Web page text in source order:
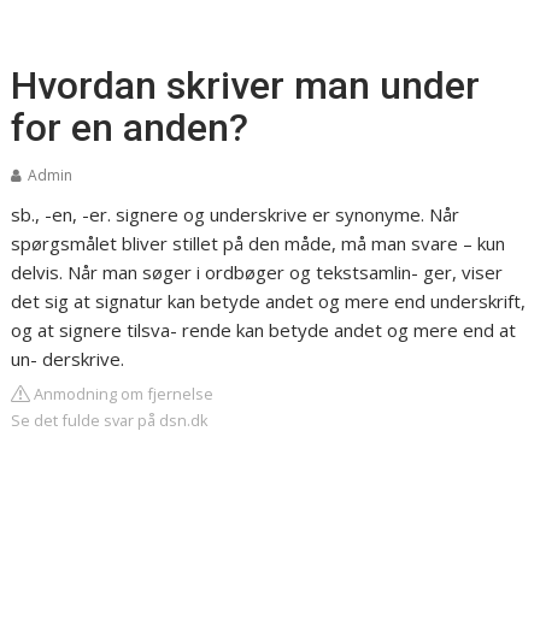
Hvordan skriver man under
for en anden?
Admin
sb., -en, -er. signere og underskrive er synonyme. Når
spørgsmålet bliver stillet på den måde, må man svare – kun
delvis. Når man søger i ordbøger og tekstsamlin- ger, viser
det sig at signatur kan betyde andet og mere end underskrift,
og at signere tilsva- rende kan betyde andet og mere end at
un- derskrive.
Anmodning om fjernelse
Se det fulde svar på dsn.dk